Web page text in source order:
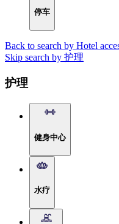
停车
Back to search by Hotel
Skip search by 护理
护理
健身中心
水疗